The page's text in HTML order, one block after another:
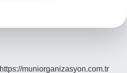
https://muniorganizasyon.com.tr